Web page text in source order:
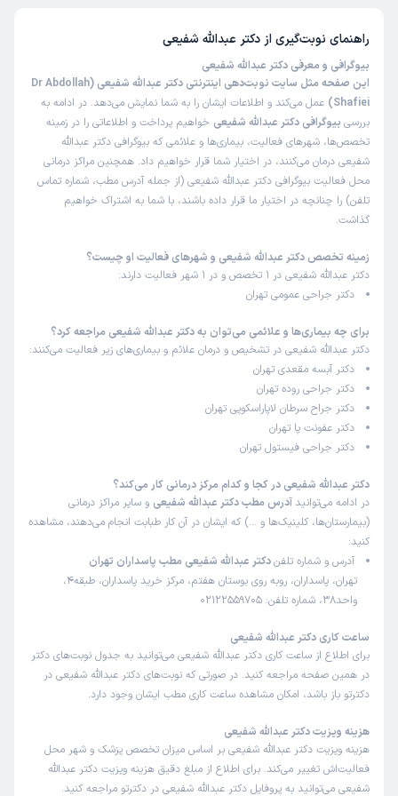
این پزشک را پیشنهاد میکنم
زمان انتظار: 15-45 دقیقه
عالی بود من اینقدر اضطراب داشتم که نمیدونستم چکار باید
بکنم واقعأ کلماتی که بتونم ایشون و تعریف کنم و پیدا نمیکنم
فقط این پیام و خواستم بزازم برا اونایی که مضطرب هستن و نا
امید از همه جا دکتر شفیع دستان خدا روی زمین. خدا عمر با
عزت به ایشان بدهد بزرگ مردی هستن با وجدان و دلسوز سه
ماهه پیش عمل کردم 24/2/1404 وایشون از روزی که عمل
شدم گفتن که هر روز با من تماس بگیر و احوال خودت و به من
بگو که واقعأ کار هر کسی نیس ممنونم آقای دکتر 🙏🙏🙏🙏🙏
🙏🙏🙏🌹🌹🌹🧿سلامت و پایدار باشید 🙏🙏🙏🙏🌹🌹🌹
علت مراجعه: جراحی تیروئید یا پاراتیروئید
کاربر دکترتو
کاربر آزاد
این پزشک را پیشنهاد میکنم
زمان انتظار:15-45 دقیقه
پنجه طلای جراحی تیروئید هستن.نه اثری از خط بخیه و نه
تارهای صوتی از دست رفت .با خیال راحت عمل انجام شد.خدا
قوت بهشون بده و از این پزشک ها زیاد بشن.
بهاره
کاربر آزاد
این پزشک را پیشنهاد میکنم
زمان انتظار:0-15 دقیقه
عمل تیروئید داشتم که برام انجام دادن و ازشون خیلی ممنون
مبینا
کاربر آزاد
راهنمای نوبت‌گیری از دکتر عبدالله شفیعی
بیوگرافی و معرفی دکتر عبدالله شفیعی
این صفحه مثل سایت نوبت‌دهی اینترنتی دکتر عبدالله شفیعی (Dr Abdollah
Shafiei)
عمل می‌کند و اطلاعات ایشان را به شما نمایش می‌دهد. در ادامه به
بررسی بیوگرافی دکتر عبدالله شفیعی خواهیم پرداخت و اطلاعاتی را در زمینه
تخصص‌ها، شهرهای فعالیت، بیماری‌ها و علائمی که بیوگرافی دکتر عبدالله
شفیعی درمان می‌کنند، در اختیار شما قرار خواهیم داد. همچنین مراکز درمانی
محل فعالیت بیوگرافی دکتر عبدالله شفیعی (از جمله آدرس مطب، شماره تماس
تلفن) را چنانچه در اختیار ما قرار داده باشند، با شما به اشتراک خواهیم
گذاشت.
زمینه تخصص دکتر عبدالله شفیعی و شهرهای فعالیت او چیست؟
دکتر عبدالله شفیعی در 1 تخصص و در 1 شهر فعالیت دارند:
دکتر جراحی عمومی تهران
برای چه بیماری‌ها و علائمی می‌توان به دکتر عبدالله شفیعی مراجعه کرد؟
دکتر عبدالله شفیعی در تشخیص و درمان علائم و بیماری‌های زیر فعالیت می‌کنند:
دکتر آبسه مقعدی تهران
دکتر جراحی روده تهران
دکتر جراح سرطان لاپاراسکوپی تهران
دکتر عفونت پا تهران
دکتر جراحی فیستول تهران
دکتر عبدالله شفیعی در کجا و کدام مرکز درمانی کار می‌کند؟
در ادامه می‌توانید آدرس مطب دکتر عبدالله شفیعی و سایر مراکز درمانی
(بیمارستان‌ها، کلینیک‌ها و …) که ایشان در آن کار طبابت انجام می‌دهند، مشاهده
کنید:
آدرس و شماره تلفندکتر عبدالله شفیعی مطب پاسداران تهران
تهران، پاسداران، روبه روی بوستان هفتم، مرکز خرید پاسداران، طبقه4،
واحد38، شماره تلفن: 02122559705
ساعت کاری دکتر عبدالله شفیعی
برای اطلاع از ساعت کاری دکتر عبدالله شفیعی می‌توانید به جدول نوبت‌های دکتر
در همین صفحه مراجعه کنید. در صورتی که نوبت‌های دکتر عبدالله شفیعی در
دکترتو باز باشد، امکان مشاهده ساعت کاری مطب ایشان وجود دارد.
هزینه ویزیت دکتر عبدالله شفیعی
هزینه ویزیت دکتر عبدالله شفیعی بر اساس میزان تخصص پزشک و شهر محل
فعالیت‌اش تغییر می‌کند. برای اطلاع از مبلغ دقیق هزینه ویزیت دکتر عبدالله
شفیعی می‌توانید به پروفایل دکتر عبدالله شفیعی در دکترتو مراجعه کنید.